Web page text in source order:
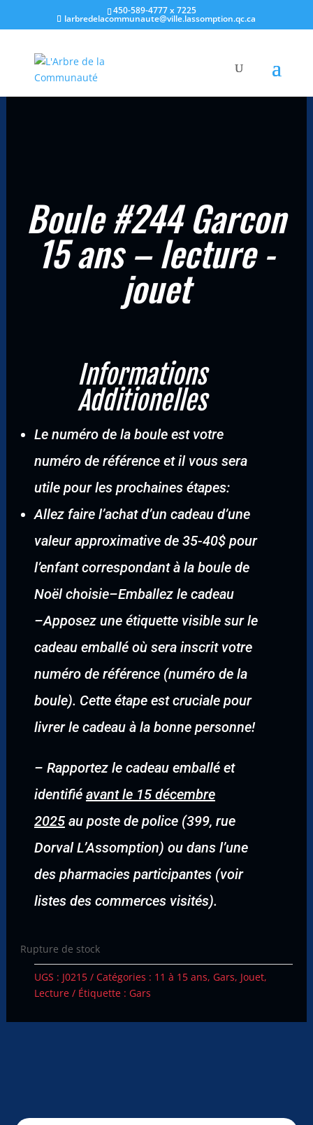
450-589-4777 x 7225
larbredelacommunaute@ville.lassomption.qc.ca
/Champ d'intérêts
/ Boule #244 Garcon 15 ans –
lecture -jouet
Boule #244 Garcon
15 ans – lecture -
jouet
Informations
Additionelles
Le numéro de la boule est votre
numéro de référence et il vous sera
utile pour les prochaines étapes:
Allez faire l’achat d’un cadeau d’une
valeur approximative de 35-40$ pour
l’enfant correspondant à la boule de
Noël choisie–Emballez le cadeau
–Apposez une étiquette visible sur le
cadeau emballé où sera inscrit votre
numéro de référence (numéro de la
boule). Cette étape est cruciale pour
livrer le cadeau à la bonne personne!
– Rapportez le cadeau emballé et
identifié avant le 15 décembre
2025au poste de police (399, rue
Dorval L’Assomption) ou dans l’une
des pharmacies participantes (voir
listes des commerces visités).
Rupture de stock
UGS : J0215 Catégories : 11 à 15 ans, Gars, Jouet,
Lecture
Étiquette : Gars